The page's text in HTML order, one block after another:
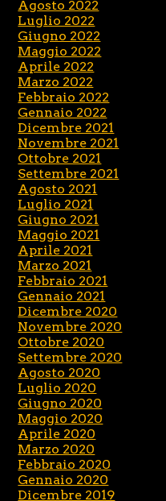
Agosto 2022
Luglio 2022
Giugno 2022
Maggio 2022
Aprile 2022
Marzo 2022
Febbraio 2022
Gennaio 2022
Dicembre 2021
Novembre 2021
Ottobre 2021
Settembre 2021
Agosto 2021
Luglio 2021
Giugno 2021
Maggio 2021
Aprile 2021
Marzo 2021
Febbraio 2021
Gennaio 2021
Dicembre 2020
Novembre 2020
Ottobre 2020
Settembre 2020
Agosto 2020
Luglio 2020
Giugno 2020
Maggio 2020
Aprile 2020
Marzo 2020
Febbraio 2020
Gennaio 2020
Dicembre 2019